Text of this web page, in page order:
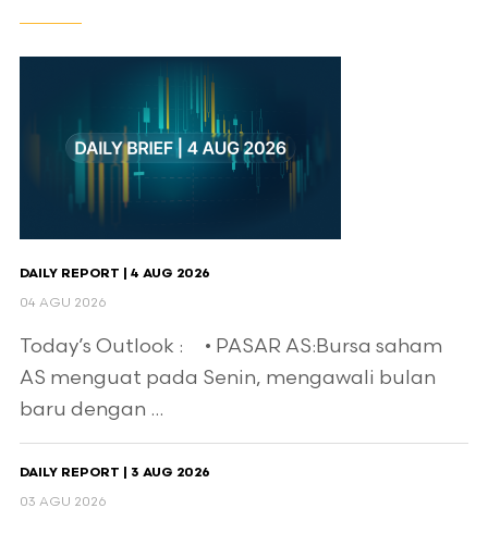
DAILY REPORT | 4 AUG 2026
04 AGU 2026
Today’s Outlook : • PASAR AS:Bursa saham
AS menguat pada Senin, mengawali bulan
baru dengan ...
DAILY REPORT | 3 AUG 2026
03 AGU 2026